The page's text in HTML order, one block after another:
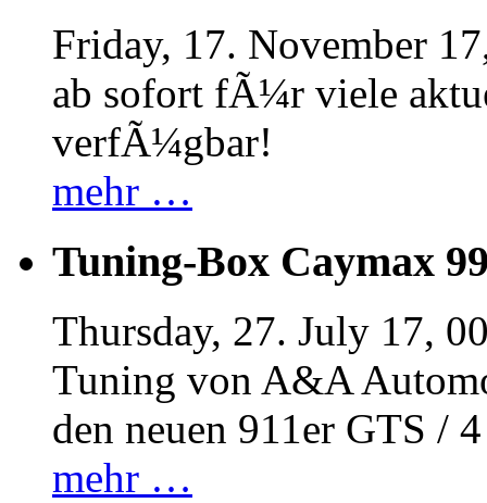
Friday, 17. November
ab sofort fÃ¼r viele
verfÃ¼gbar!
mehr …
Tuning-Box Caymax
Thursday, 27. July 17,
Tuning von A&A
den neuen 911er GTS /
mehr …